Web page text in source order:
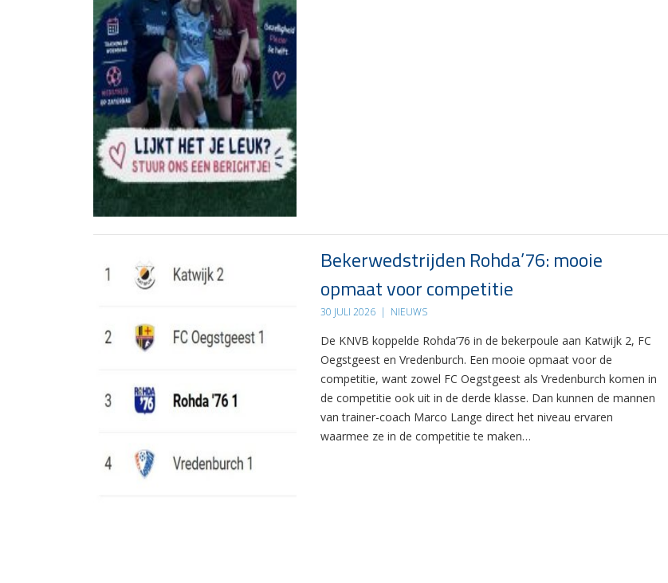
Bekerwedstrijden Rohda’76: mooie
opmaat voor competitie
30 JULI 2026 | NIEUWS
De KNVB koppelde Rohda’76 in de bekerpoule aan Katwijk 2, FC
Oegstgeest en Vredenburch. Een mooie opmaat voor de
competitie, want zowel FC Oegstgeest als Vredenburch komen in
de competitie ook uit in de derde klasse. Dan kunnen de mannen
van trainer-coach Marco Lange direct het niveau ervaren
waarmee ze in de competitie te maken…